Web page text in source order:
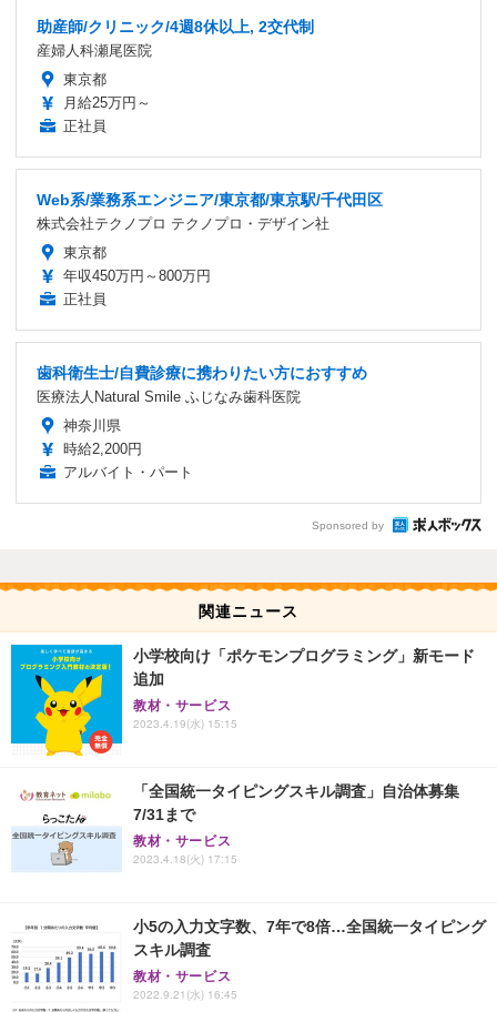
助産師/クリニック/4週8休以上, 2交代制
産婦人科瀬尾医院
東京都
月給25万円～
正社員
Web系/業務系エンジニア/東京都/東京駅/千代田区
株式会社テクノプロ テクノプロ・デザイン社
東京都
年収450万円～800万円
正社員
歯科衛生士/自費診療に携わりたい方におすすめ
医療法人Natural Smile ふじなみ歯科医院
神奈川県
時給2,200円
アルバイト・パート
Sponsored by
関連ニュース
小学校向け「ポケモンプログラミング」新モード
追加
教材・サービス
2023.4.19(水) 15:15
「全国統一タイピングスキル調査」自治体募集
7/31まで
教材・サービス
2023.4.18(火) 17:15
小5の入力文字数、7年で8倍…全国統一タイピング
スキル調査
教材・サービス
2022.9.21(水) 16:45